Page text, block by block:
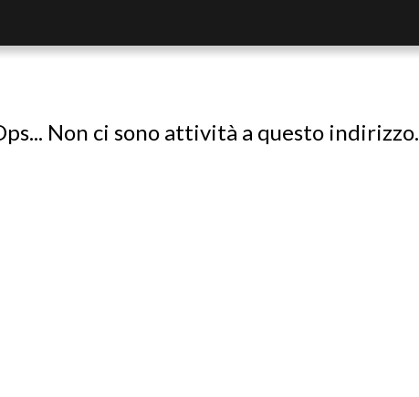
Non ci sono attività a questo indirizzo.